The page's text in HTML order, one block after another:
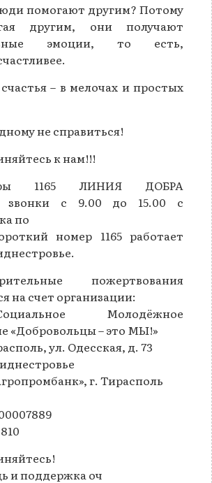
помогают другим? Потому
другим, они получают
эмоции, то есть,
– в мелочах и простых
не справиться!
к нам!!!
1165 ЛИНИЯ ДОБРА
звонки с 9.00 до 15.00 с
по
номер 1165 работает
пожертвования
на счет организации:
Молодёжное
«Добровольцы – это МЫ!»
ул. Одесская, д. 73
г. Тирасполь
и поддержка оч